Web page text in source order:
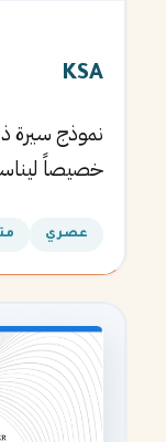
KSA
نموذج سيرة
خصيصاً
عصري